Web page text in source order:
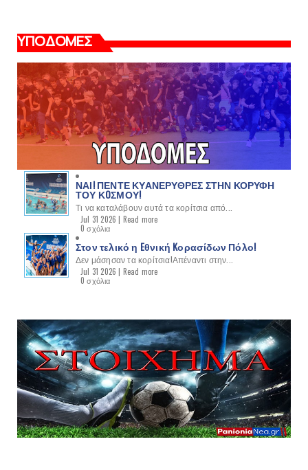
ΥΠΟΔΟΜΕΣ
ΝΑΙ! ΠΕΝΤΕ ΚΥΑΝΕΡΥΘΡΕΣ ΣΤΗΝ ΚΟΡΥΦΗ
ΤΟΥ ΚOΣΜΟΥ!
Τι να καταλάβουν αυτά τα κορίτσια από...
Jul 31 2026 | Read more
0 σχόλια
Στον τελικό η Eθνική Kορασίδων Πόλο!
Δεν μάσησαν τα κορίτσια!Απέναντι στην...
Jul 31 2026 | Read more
0 σχόλια